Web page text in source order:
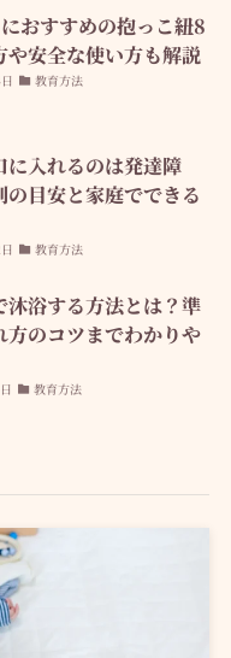
おすすめの抱っこ紐8
や安全な使い方も解説
教育方法
に入れるのは発達障
の目安と家庭でできる
教育方法
沐浴する方法とは？準
方のコツまでわかりや
教育方法